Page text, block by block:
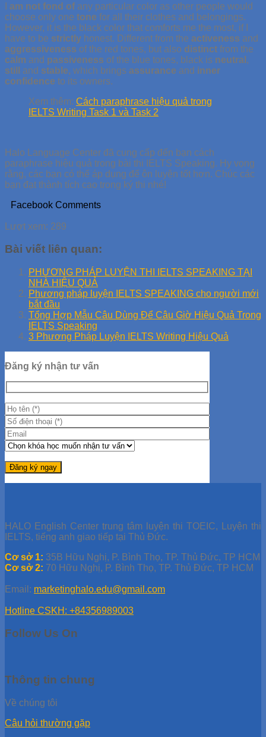
am not fond ofany particular color as other people would
choose only one tone for all their clothes and belongings.
However, it is the black color that comforts me the most, if I
have to be strictly honest. Different from the activeness and
aggressiveness of the red tones, but also distinct from the
calm and passiveness of the blue tones, black is neutral ,
still and stable, which brings assurance and inner
confidence to its owners.
Xem thêm: Cách paraphrase hiệu quả trong
IELTS Writing Task 1 và Task 2
Halo Language Center đã cung cấp đến bạn cách
paraphrase hiệu quả trong bài thi IELTS Speaking. Hy vọng
rằng, các bạn có thể áp dụng để ôn luyện tốt hơn. Chúc các
bạn đạt thành tích cao trong ký thi nhé!
Facebook Comments
Lượt xem: 289
Bài viết liên quan:
PHƯƠNG PHÁP LUYỆN THI IELTS SPEAKING TẠI
NHÀ HIỆU QUẢ
Phương pháp luyện IELTS SPEAKING cho người mới
bắt đầu
Tổng Hợp Mẫu Câu Dùng Để Câu Giờ Hiệu Quả Trong
IELTS Speaking
3 Phương Pháp Luyện IELTS Writing Hiệu Quả
Đăng ký nhận tư vấn
HALO English Center trung tâm luyện thi TOEIC, Luyện thi
IELTS, tiếng anh giao tiếp tại Thủ Đức.
Cơ sở 1: 35B Hữu Nghị, P. Bình Thọ, TP. Thủ Đức, TP HCM
Cơ sở 2: 70 Hữu Nghị, P. Bình Thọ, TP. Thủ Đức, TP HCM
Email: marketinghalo.edu@gmail.com
Hotline CSKH: +84356989003
Follow Us On
Thông tin chung
Về chúng tôi
Câu hỏi thường gặp